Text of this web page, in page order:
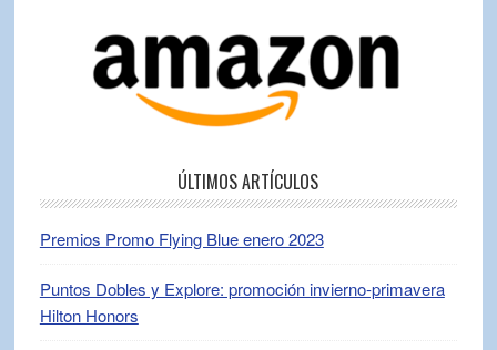
ÚLTIMOS ARTÍCULOS
Premios Promo Flying Blue enero 2023
Puntos Dobles y Explore: promoción invierno-primavera
Hilton Honors